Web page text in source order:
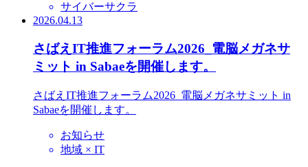
サイバーサクラ
2026.04.13
さばえIT推進フォーラム2026_電脳メガネサ
ミット in Sabaeを開催します。
さばえIT推進フォーラム2026_電脳メガネサミット in
Sabaeを開催します。
お知らせ
地域 × IT